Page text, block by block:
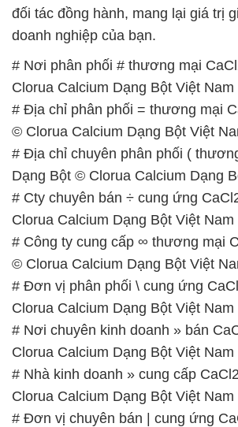
đối tác đồng hành, mang lại giá trị
doanh nghiệp của bạn.
# Nơi phân phối # thương mại
Clorua Calcium Dạng Bột Việt Nam
# Địa chỉ phân phối = thương mại
© Clorua Calcium Dạng Bột Việt
# Địa chỉ chuyên phân phối (
Dạng Bột © Clorua Calcium Dạng
# Cty chuyên bán ÷ cung ứng
Clorua Calcium Dạng Bột Việt Nam
# Công ty cung cấp ∞ thương mại
© Clorua Calcium Dạng Bột Việt
# Đơn vị phân phối \ cung ứng
Clorua Calcium Dạng Bột Việt Nam
# Nơi chuyên kinh doanh » bán
Clorua Calcium Dạng Bột Việt Nam
# Nhà kinh doanh » cung cấp
Clorua Calcium Dạng Bột Việt Nam
# Đơn vị chuyên bán | cung ứng